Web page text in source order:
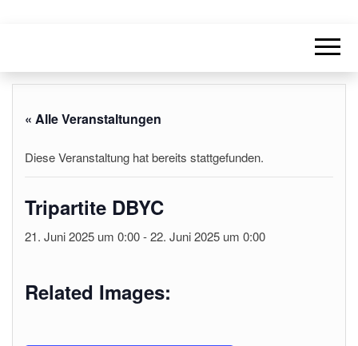
« Alle Veranstaltungen
Diese Veranstaltung hat bereits stattgefunden.
Tripartite DBYC
21. Juni 2025 um 0:00-22. Juni 2025 um 0:00
Related Images: